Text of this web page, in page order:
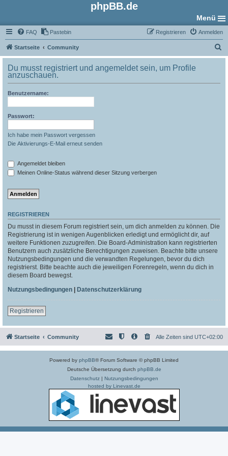
phpBB.de
Menü
FAQ Pastebin Anmelden
Registrieren
Startseite Community
u
Du musst registriert und angemeldet sein, um Profile
anzuschauen.
Benutzername:
Passwort:
Ich habe mein Passwort vergessen
Die Aktivierungs-E-Mail erneut senden
Angemeldet bleiben
Meinen Online-Status während dieser Sitzung verbergen
REGISTRIEREN
Du musst in diesem Forum registriert sein, um dich anmelden zu können. Die
Registrierung ist in wenigen Augenblicken erledigt und ermöglicht dir, auf
weitere Funktionen zuzugreifen. Die Board-Administration kann registrierten
Benutzern auch zusätzliche Berechtigungen zuweisen. Beachte bitte unsere
Nutzungsbedingungen und die verwandten Regelungen, bevor du dich
registrierst. Bitte beachte auch die jeweiligen Forenregeln, wenn du dich in
diesem Board bewegst.
Nutzungsbedingungen | Datenschutzerklärung
Registrieren
Startseite Community Alle Zeiten sind UTC+02:00
Powered by phpBB® Forum Software © phpBB Limited
Deutsche Übersetzung durch phpBB.de
Datenschutz| Nutzungsbedingungen
hosted by Linevast.de